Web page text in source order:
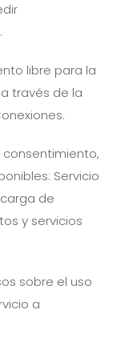
libre para la
través de la
consentimiento,
Servicio
de
y servicios
sobre el uso
a